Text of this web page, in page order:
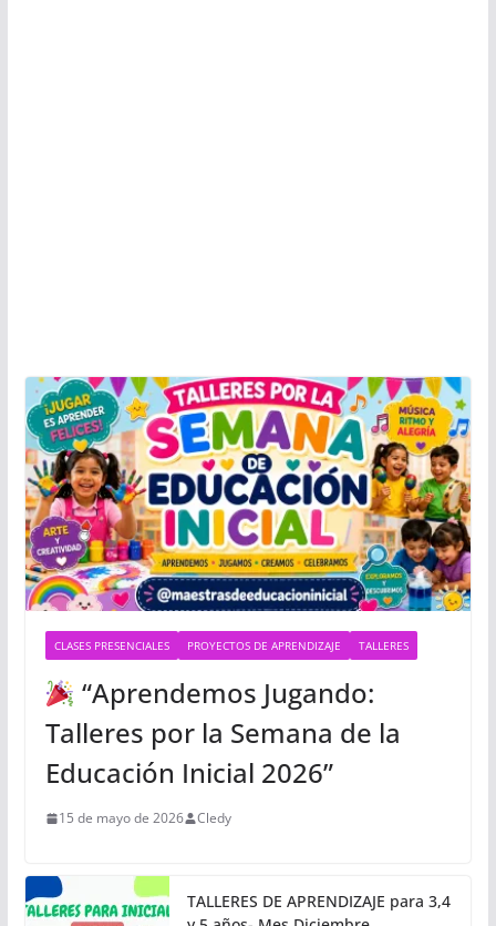
CLASES PRESENCIALES PROYECTOS DE APRENDIZAJE TALLERES
“Aprendemos Jugando:
Talleres por la Semana de la
Educación Inicial 2026”
15 de mayo de 2026 Cledy
TALLERES DE APRENDIZAJE para 3,4